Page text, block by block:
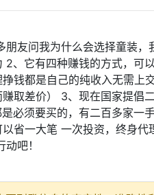
友问我为什么会选择童装，
、它有四种赚钱的方式，可
钱都是自己的纯收入无需上
取差价） 3、现在国家提倡
必须要买的，有二百多家一
省一大笔 一次投资，终身代
吧！